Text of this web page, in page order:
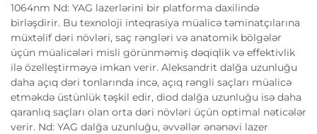
1064nm Nd: YAG lazerlərini bir platforma daxilində
birləşdirir. Bu texnoloji inteqrasiya müalicə təminatçılarına
müxtəlif dəri növləri, saç rəngləri və anatomik bölgələr
üçün müalicələri misli görünməmiş dəqiqlik və effektivlik
ilə özelleştirməyə imkan verir. Aleksandrit dalğa uzunluğu
daha açıq dəri tonlarında incə, açıq rəngli saçları müalicə
etməkdə üstünlük təşkil edir, diod dalğa uzunluğu isə daha
qaranlıq saçları olan orta dəri növləri üçün optimal nəticələr
verir. Nd: YAG dalğa uzunluğu, əvvəllər ənənəvi lazer